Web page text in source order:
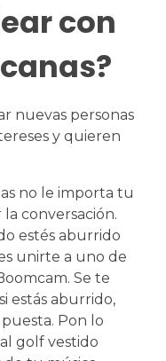
con
nuevas personas
y quieren
no le importa tu
conversación.
estés aburrido
unirte a uno de
Se te
estás aburrido,
Pon lo
golf vestido